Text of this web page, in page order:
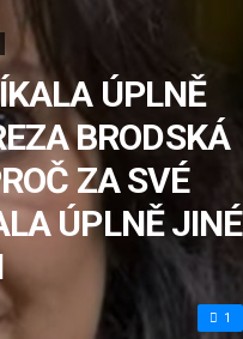
ÚPLNĚ
BRODSKÁ
ZA SVÉ
ÚPLNĚ JINÉ
1